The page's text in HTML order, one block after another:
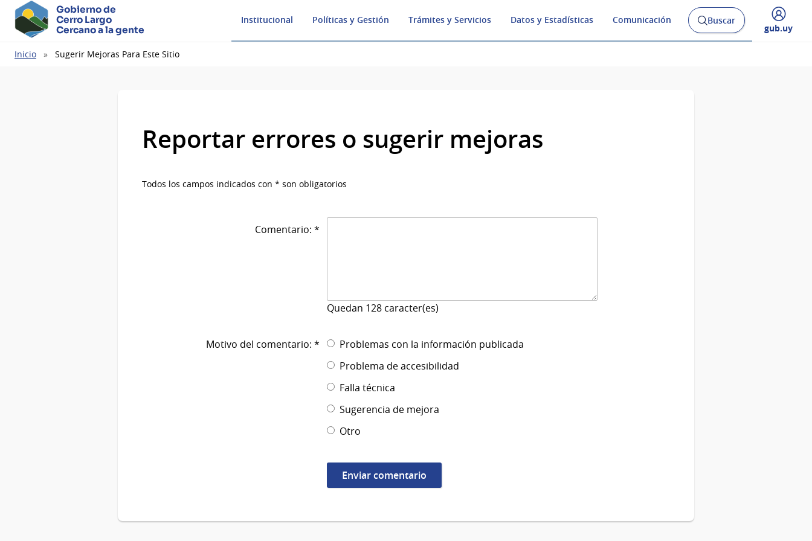
Gobierno de
Cerro Largo
Cercano a la gente
Institucional Políticas y Gestión Trámites y Servicios Datos y Estadísticas Comunicación
Abrir
buscador
Buscar
Desplegar
gub.uy
Ruta
Inicio Sugerir Mejoras Para Este Sitio
Reportar errores o sugerir mejoras
Todos los campos indicados con * son obligatorios
Comentario: *
Quedan 128 caracter(es)
Motivo del comentario: *
Problemas con la información publicada
Problema de accesibilidad
Falla técnica
Sugerencia de mejora
Otro